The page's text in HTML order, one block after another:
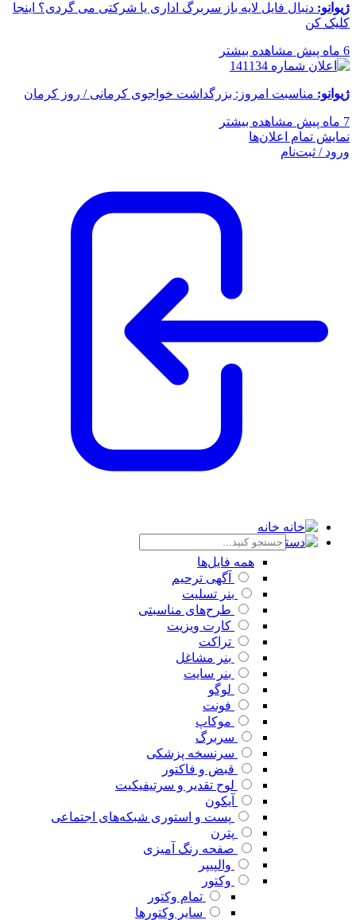
ژیوانو: دنبال فایل لایه باز سربرگ اداری یا شرکتی می گردی؟ اینجا
کلیک کن
6 ماه پیش مشاهده بیشتر
ژیوانو: مناسبت امروز: بزرگداشت خواجوی کرمانی / روز کرمان
7 ماه پیش
مشاهده بیشتر
نمایش تمام اعلان‌ها
ورود / ثبت‌نام
خانه
دسته بندی
همه فایل‌ها
آگهی ترحیم
بنر تسلیت
طرح‌های مناسبتی
کارت ویزیت
تراکت
بنر مشاغل
بنر سایت
لوگو
فونت
موکاپ
سربرگ
سرنسخه پزشکی
قبض و فاکتور
لوح تقدیر و سرتیفیکیت
آیکون
پست و استوری شبکه‌های اجتماعی
پترن
صفحه رنگ آمیزی
والپیپر
وکتور
تمام وکتور
سایر وکتورها